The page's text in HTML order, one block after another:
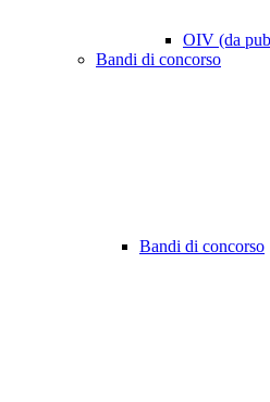
OIV (da
Bandi di concorso
Bandi di concorso